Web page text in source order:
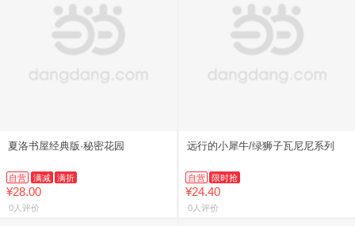
夏洛书屋经典版·秘密花园
自营 满减 满折
¥28.00
0人评价
远行的小犀牛/绿狮子瓦尼尼系列
自营 限时抢
¥24.40
0人评价